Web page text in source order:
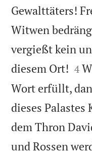
Gewalttäters!
Witwen
vergießt kein
diesem Ort! 

4
Wort erfüllt,
dieses
dem Thron
und Rossen